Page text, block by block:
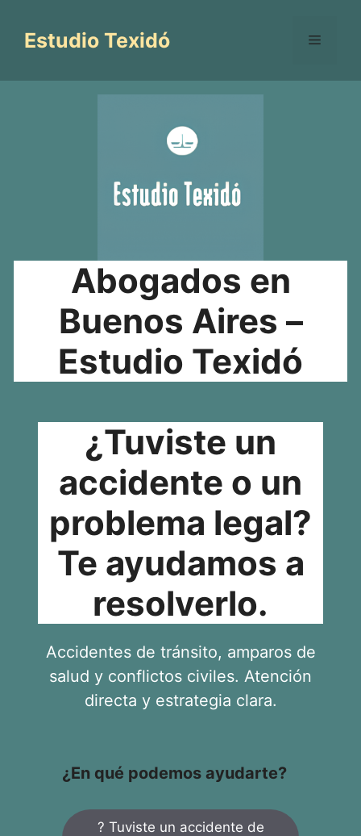
contenido
Estudio Texidó Menú
Abogados en
Buenos Aires –
Estudio Texidó
¿Tuviste un
accidente o un
problema legal?
Te ayudamos a
resolverlo.
Accidentes de tránsito, amparos de
salud y conflictos civiles. Atención
directa y estrategia clara.
¿En qué podemos ayudarte?
? Tuviste un accidente de